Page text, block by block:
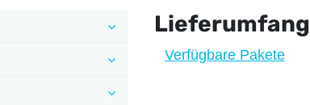
Lieferumfang
Verfügbare Pakete